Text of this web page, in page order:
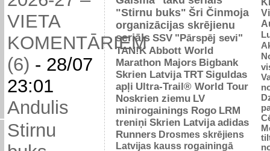
VIETA
KOMENTĀRIEM
(6) - 28/07
23:01
Andulis
Stirnu
"Stirnu buks" Šri Činmoja
organizācijas skrējienu
seriāls SSV "Pārspēj sevi"
TAN!K Abbott World
Marathon Majors Bigbank
Skrien Latvija TRT Siguldas
apļi Ultra-Trail® World Tour
Noskrien ziemu LV
minirogainings Rogo LRM
treniņi Skrien Latvija adidas
Runners Drosmes skrējiens
Latvijas kauss rogainingā